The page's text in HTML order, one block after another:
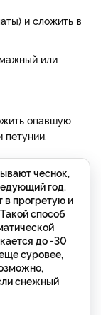
и сложить в
или
опавшую
чеснок,
год.
в прогретую и
способ
до -30
суровее,
снежный